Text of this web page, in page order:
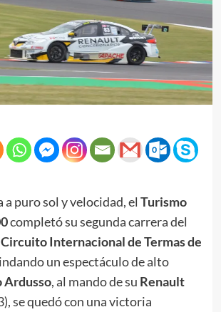
a puro sol y velocidad, el Turismo
completó su segunda carrera del
Circuito Internacional de Termas de
un espectáculo de alto
Ardusso, al mando de su Renault
se quedó con una victoria